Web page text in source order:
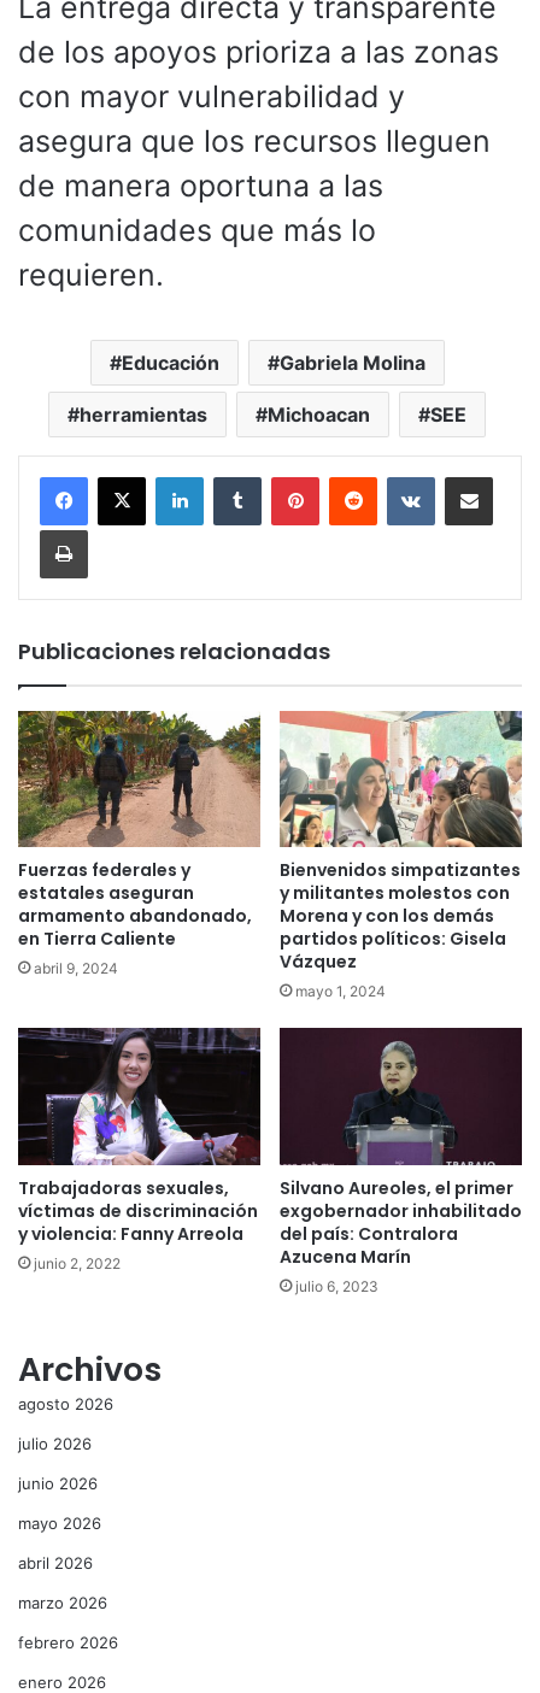
de los apoyos prioriza a las zonas
con mayor vulnerabilidad y
asegura que los recursos lleguen
de manera oportuna a las
comunidades que más lo
requieren.
Educación Gabriela Molina
herramientas Michoacan SEE
LinkedInTumblr PinterestReddit VKontakteCompartir por
Imprimir
Publicaciones relacionadas
Fuerzas federales y
estatales aseguran
armamento abandonado,
en Tierra Caliente
abril 9, 2024
Bienvenidos simpatizantes
y militantes molestos con
Morena y con los demás
partidos políticos: Gisela
Vázquez
mayo 1, 2024
Trabajadoras sexuales,
víctimas de discriminación
y violencia: Fanny Arreola
junio 2, 2022
Silvano Aureoles, el primer
exgobernador inhabilitado
del país: Contralora
Azucena Marín
julio 6, 2023
Archivos
agosto 2026
julio 2026
junio 2026
mayo 2026
abril 2026
marzo 2026
febrero 2026
enero 2026